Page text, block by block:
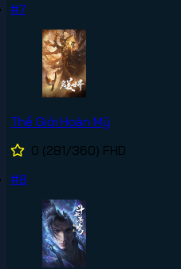
#7
Thế Giới Hoàn Mỹ
0 (281/360) FHD
#8